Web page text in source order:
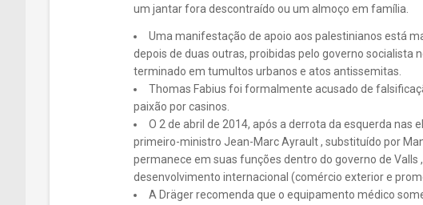
um jantar fora descontraído ou um almoço em família.
Uma manifestação de apoio aos palestinianos está
depois de duas outras, proibidas pelo governo socialista
terminado em tumultos urbanos e atos antissemitas.
Thomas Fabius foi formalmente acusado de
paixão por casinos.
O 2 de abril de 2014, após a derrota da esquerda nas
primeiro-ministro Jean-Marc Ayrault , substituído por
permanece em suas funções dentro do governo de Valls
desenvolvimento internacional (comércio exterior e
A Dräger recomenda que o equipamento médico